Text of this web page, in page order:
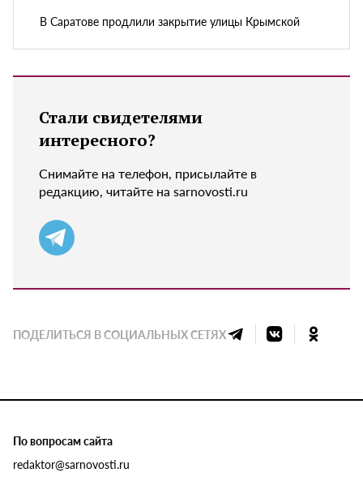
В Саратове продлили закрытие улицы Крымской
Стали свидетелями
интересного?
Снимайте на телефон, присылайте в
редакцию, читайте на sarnovosti.ru
ПОДЕЛИТЬСЯ В СОЦИАЛЬНЫХ СЕТЯХ
По вопросам сайта
redaktor@sarnovosti.ru